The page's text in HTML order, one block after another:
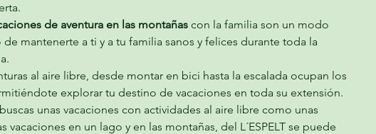
de aventura en las montañas con la familia son un modo
mantenerte a ti y a tu familia sanos y felices durante toda la
explorar tu destino de vacaciones en toda su extensión.
unas vacaciones con actividades al aire libre como unas
vacaciones en un lago y en las montañas, del L´ESPELT se puede